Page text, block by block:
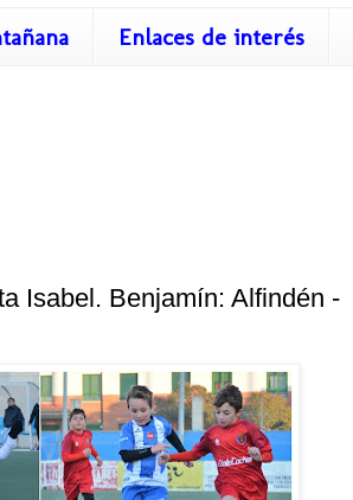
Enlaces de interés
Isabel. Benjamín: Alfindén -